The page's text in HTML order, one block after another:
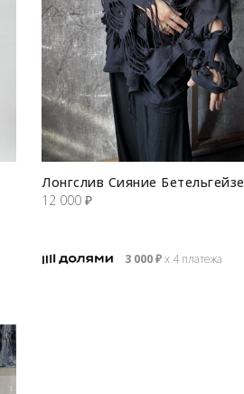
Лонгслив Сияние Бетельгейзе
12 000₽
3 000₽х 4 платежа